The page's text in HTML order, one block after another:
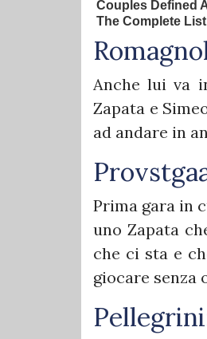
Anche lui va
Zapata e
ad andare in
Prima gara in
uno Zapata
che ci sta e
giocare senza